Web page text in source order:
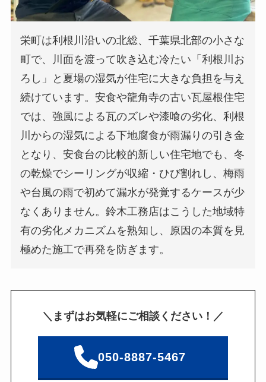
栄町は利根川沿いの北総、千葉県北部の小さな
町で、川面を渡って吹き込む冷たい「利根川お
ろし」と夏場の湿気が住宅に大きな負担を与え
続けています。安食や龍角寺の古い瓦屋根住宅
では、強風による瓦のズレや漆喰の劣化、利根
川からの湿気による下地腐食が雨漏りの引き金
となり、安食台の比較的新しい住宅地でも、冬
の乾燥でシーリングが収縮・ひび割れし、梅雨
や台風の雨で初めて漏水が発覚するケースが少
なくありません。鈴木工務店はこうした地域特
有の劣化メカニズムを熟知し、原因の本質を見
極めた施工で再発を防ぎます。
＼まずはお気軽にご相談ください！／
050-8887-5467